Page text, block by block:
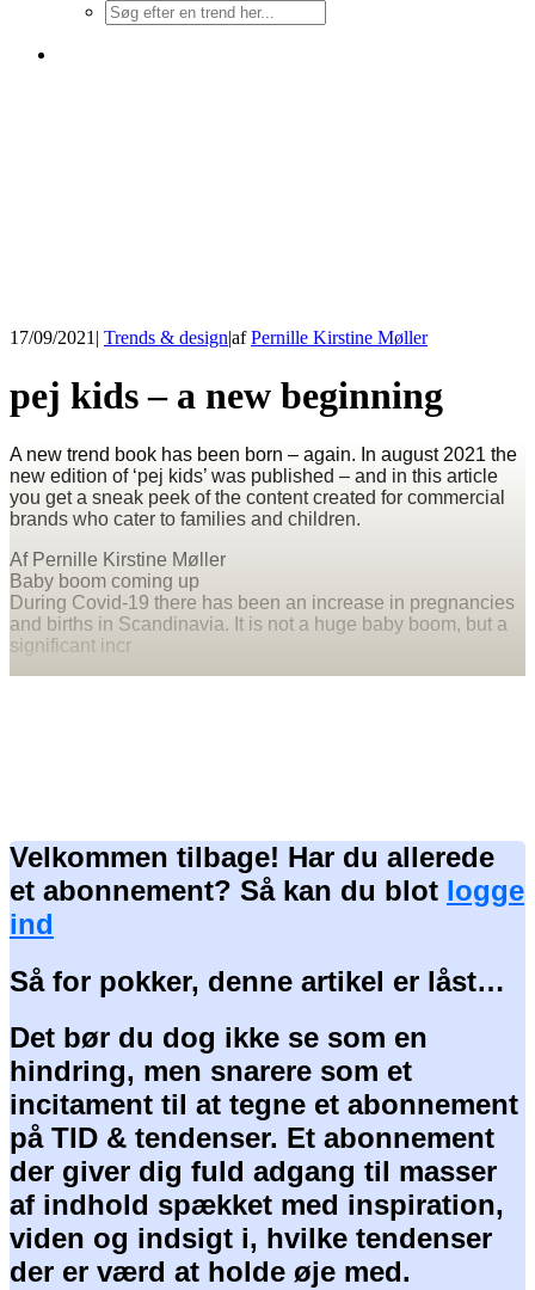
17/09/2021 | Trends & design|afPernille Kirstine Møller
pej kids – a new beginning
A new trend book has been born – again. In august 2021 the
new edition of ‘pej kids’ was published – and in this article
you get a sneak peek of the content created for commercial
brands who cater to families and children.
Af Pernille Kirstine Møller
Baby boom coming up
During Covid-19 there has been an increase in pregnancies
and births in Scandinavia. It is not a huge baby boom, but a
significant incr
Velkommen tilbage! Har du allerede
et abonnement? Så kan du blot logge
ind
Så for pokker, denne artikel er låst…
Det bør du dog ikke se som en
hindring, men snarere som et
incitament til at tegne et abonnement
på TID & tendenser. Et abonnement
der giver dig fuld adgang til masser
af indhold spækket med inspiration,
viden og indsigt i, hvilke tendenser
der er værd at holde øje med.